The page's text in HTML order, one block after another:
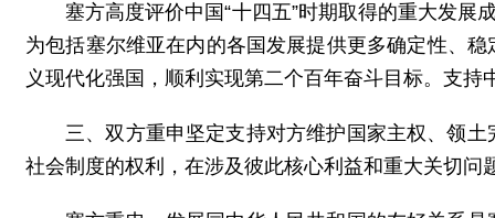
塞方高度评价中国“十四五”时期取得的重大发展
为包括塞尔维亚在内的各国发展提供更多确定性、
义现代化强国，顺利实现第二个百年奋斗目标。支
三、双方重申坚定支持对方维护国家主权、领
社会制度的权利，在涉及彼此核心利益和重大关切